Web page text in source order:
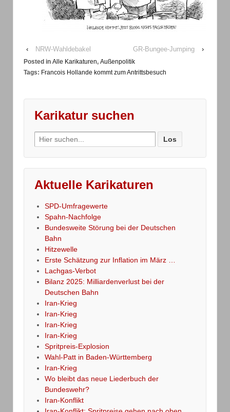
‹ NRW-Wahldebakel GR-Bungee-Jumping ›
Posted in Alle Karikaturen, Außenpolitik
Tags: Francois Hollande kommt zum Antrittsbesuch
Karikatur suchen
Search
for:
Aktuelle Karikaturen
SPD-Umfragewerte
Spahn-Nachfolge
Bundesweite Störung bei der Deutschen
Bahn
Hitzewelle
Erste Schätzung zur Inflation im März …
Lachgas-Verbot
Bilanz 2025: Milliardenverlust bei der
Deutschen Bahn
Iran-Krieg
Iran-Krieg
Iran-Krieg
Iran-Krieg
Spritpreis-Explosion
Wahl-Patt in Baden-Württemberg
Iran-Krieg
Wo bleibt das neue Liederbuch der
Bundeswehr?
Iran-Konflikt